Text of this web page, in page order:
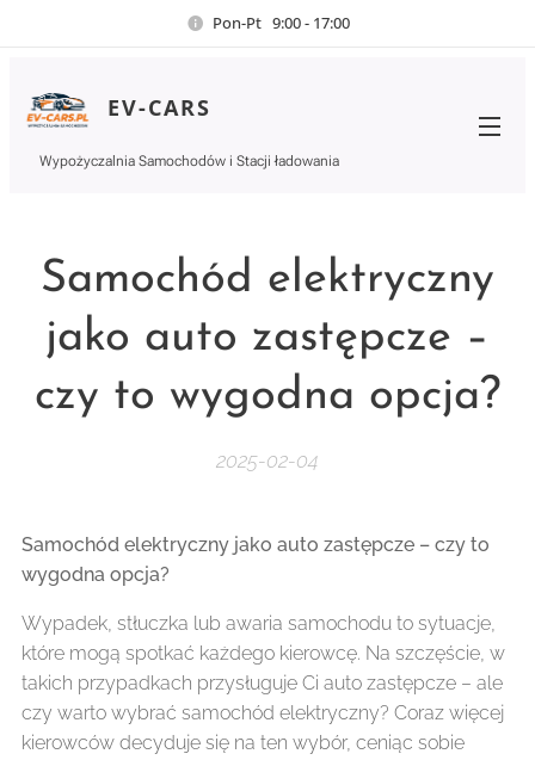
Pon-Pt 9:00 - 17:00
EV-CARS
Wypożyczalnia Samochodów i Stacji ładowania
Samochód elektryczny
jako auto zastępcze –
czy to wygodna opcja?
2025-02-04
Samochód elektryczny jako auto zastępcze – czy to
wygodna opcja?
Wypadek, stłuczka lub awaria samochodu to sytuacje,
które mogą spotkać każdego kierowcę. Na szczęście, w
takich przypadkach przysługuje Ci auto zastępcze – ale
czy warto wybrać samochód elektryczny? Coraz więcej
kierowców decyduje się na ten wybór, ceniąc sobie